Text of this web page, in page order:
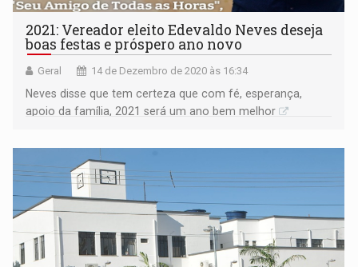
2021: Vereador eleito Edevaldo Neves deseja
boas festas e próspero ano novo
Geral 14 de Dezembro de 2020 às 16:34
Neves disse que tem certeza que com fé, esperança,
apoio da família, 2021 será um ano bem melhor